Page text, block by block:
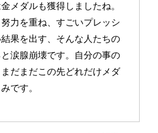
メダルも獲得しましたね。
力を重ね、すごいプレッシ
果を出す、そんな人たちの
涙腺崩壊です。自分の事の
だまだこの先どれだけメダ
です。